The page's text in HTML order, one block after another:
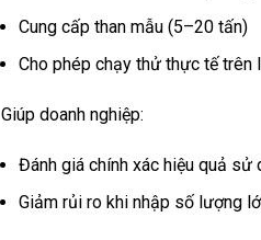
Cung cấp than mẫu (5–20 tấn)
Cho phép chạy thử thực tế trên
Giúp doanh nghiệp:
Đánh giá chính xác hiệu quả sử
Giảm rủi ro khi nhập số lượng